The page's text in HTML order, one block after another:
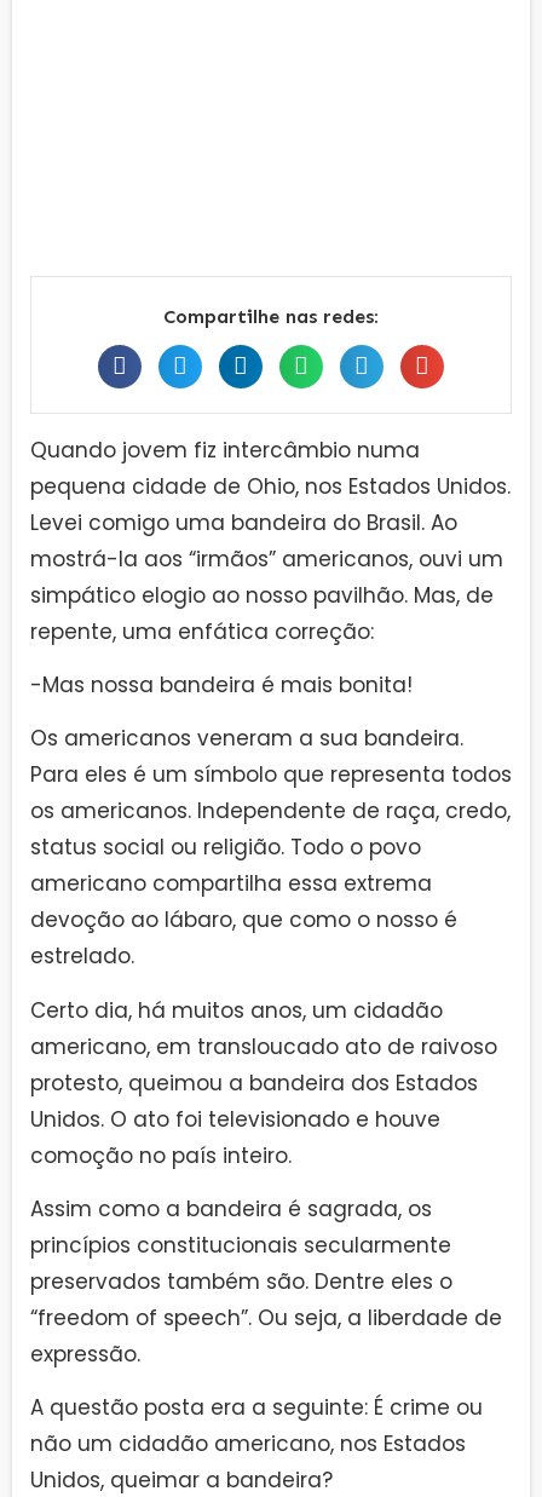
Compartilhe nas redes:
Quando jovem fiz intercâmbio numa
pequena cidade de Ohio, nos Estados Unidos.
Levei comigo uma bandeira do Brasil. Ao
mostrá-la aos “irmãos” americanos, ouvi um
simpático elogio ao nosso pavilhão. Mas, de
repente, uma enfática correção:
-Mas nossa bandeira é mais bonita!
Os americanos veneram a sua bandeira.
Para eles é um símbolo que representa todos
os americanos. Independente de raça, credo,
status social ou religião. Todo o povo
americano compartilha essa extrema
devoção ao lábaro, que como o nosso é
estrelado.
Certo dia, há muitos anos, um cidadão
americano, em transloucado ato de raivoso
protesto, queimou a bandeira dos Estados
Unidos. O ato foi televisionado e houve
comoção no país inteiro.
Assim como a bandeira é sagrada, os
princípios constitucionais secularmente
preservados também são. Dentre eles o
“freedom of speech”. Ou seja, a liberdade de
expressão.
A questão posta era a seguinte: É crime ou
não um cidadão americano, nos Estados
Unidos, queimar a bandeira?